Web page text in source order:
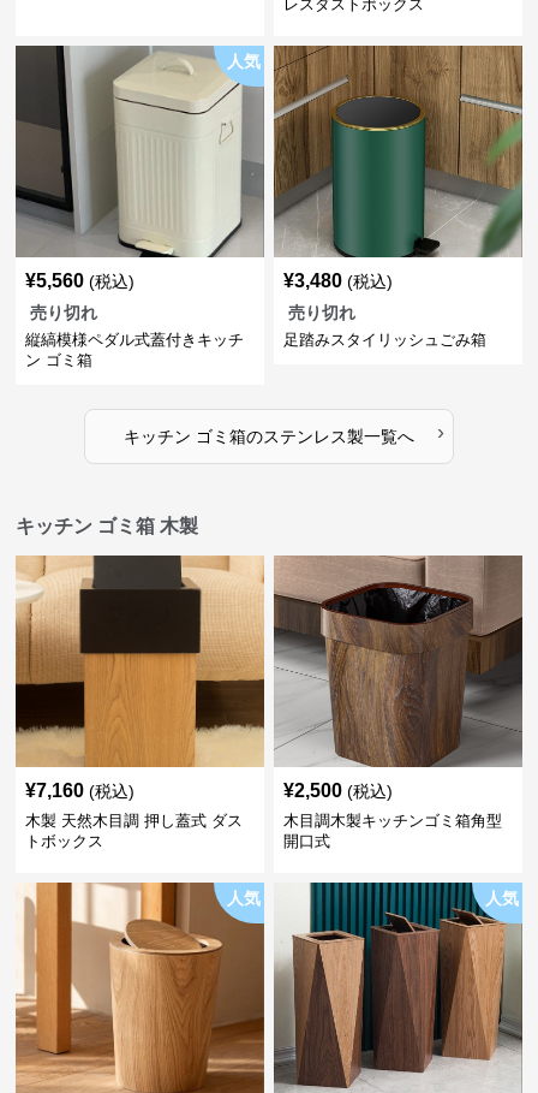
レスダストボックス
人気
¥5,560 (税込)
売り切れ
縦縞模様ペダル式蓋付きキッチ
ン ゴミ箱
¥3,480 (税込)
売り切れ
足踏みスタイリッシュごみ箱
キッチン ゴミ箱のステンレス製一覧へ ›
キッチン ゴミ箱 木製
¥7,160 (税込)
木製 天然木目調 押し蓋式 ダス
トボックス
¥2,500 (税込)
木目調木製キッチンゴミ箱角型
開口式
人気 人気